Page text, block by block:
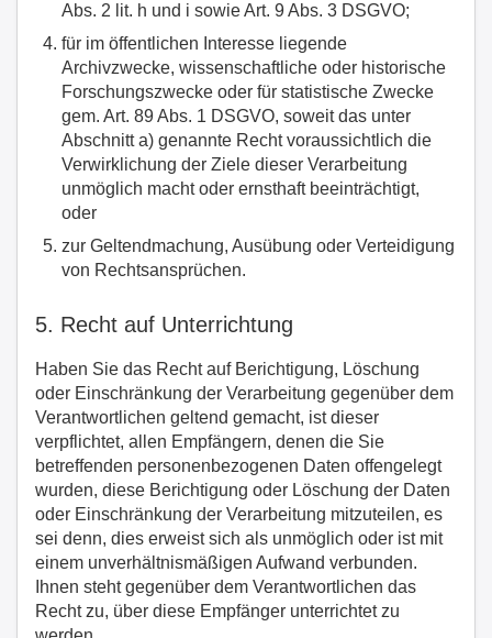
Abs. 2 lit. h und i sowie Art. 9 Abs. 3 DSGVO;
für im öffentlichen Interesse liegende
Archivzwecke, wissenschaftliche oder historische
Forschungszwecke oder für statistische Zwecke
gem. Art. 89 Abs. 1 DSGVO, soweit das unter
Abschnitt a) genannte Recht voraussichtlich die
Verwirklichung der Ziele dieser Verarbeitung
unmöglich macht oder ernsthaft beeinträchtigt,
oder
zur Geltendmachung, Ausübung oder Verteidigung
von Rechtsansprüchen.
5. Recht auf Unterrichtung
Haben Sie das Recht auf Berichtigung, Löschung
oder Einschränkung der Verarbeitung gegenüber dem
Verantwortlichen geltend gemacht, ist dieser
verpflichtet, allen Empfängern, denen die Sie
betreffenden personenbezogenen Daten offengelegt
wurden, diese Berichtigung oder Löschung der Daten
oder Einschränkung der Verarbeitung mitzuteilen, es
sei denn, dies erweist sich als unmöglich oder ist mit
einem unverhältnismäßigen Aufwand verbunden.
Ihnen steht gegenüber dem Verantwortlichen das
Recht zu, über diese Empfänger unterrichtet zu